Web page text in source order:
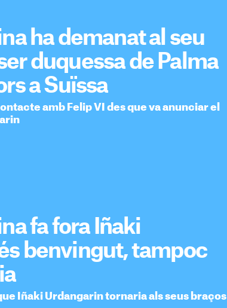
ha demanat al seu
duquessa de Palma
a Suïssa
amb Felip VI des que va anunciar el
fa fora Iñaki
benvingut, tampoc
Iñaki Urdangarin tornaria als seus braços